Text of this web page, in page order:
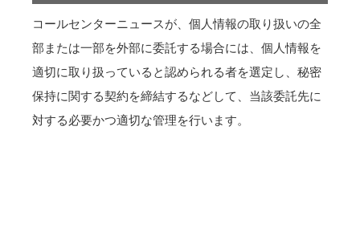
コールセンターニュースが、個人情報の取り扱いの全
部または一部を外部に委託する場合には、個人情報を
適切に取り扱っていると認められる者を選定し、秘密
保持に関する契約を締結するなどして、当該委託先に
対する必要かつ適切な管理を行います。